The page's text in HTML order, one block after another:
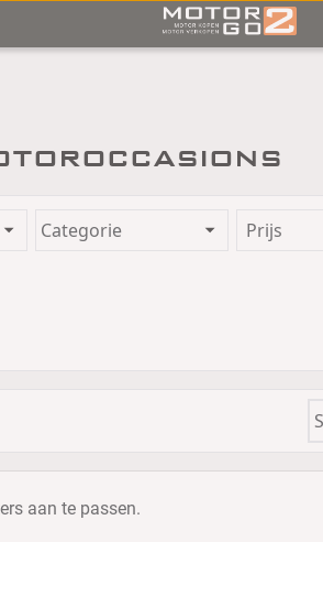
Prijs
aan te passen.